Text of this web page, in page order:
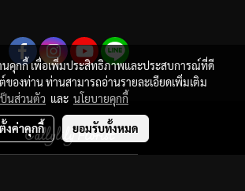
Callylily Florist
นคุกกี้ เพื่อเพิ่มประสิทธิภาพและประสบการณ์ที่ดี
ต์ของท่าน ท่านสามารถอ่านรายละเอียดเพิ่มเติม
นส่วนตัว และ นโยบายคุกกี้
ตั้งค่าคุกกี้ ยอมรับทั้งหมด